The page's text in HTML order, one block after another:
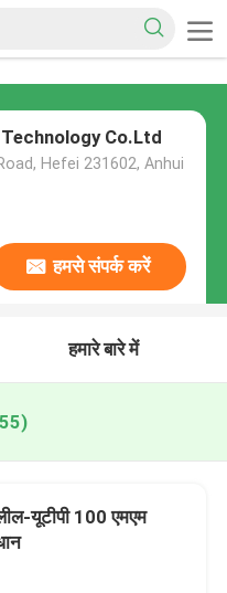
Co.Ltd
Hefei 231602, Anhui
हमसे संपर्क करें
हमारे बारे में
यूटीपी 100 एमएम